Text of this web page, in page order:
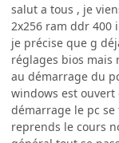
salut a tous , je
2x256 ram ddr 400
je précise que g
réglages bios mais
au démarrage du
windows est ouvert
démarrage le pc
reprends le cours